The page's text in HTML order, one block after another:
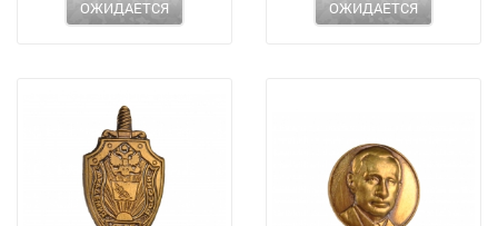
ОЖИДАЕТСЯ ОЖИДАЕТСЯ